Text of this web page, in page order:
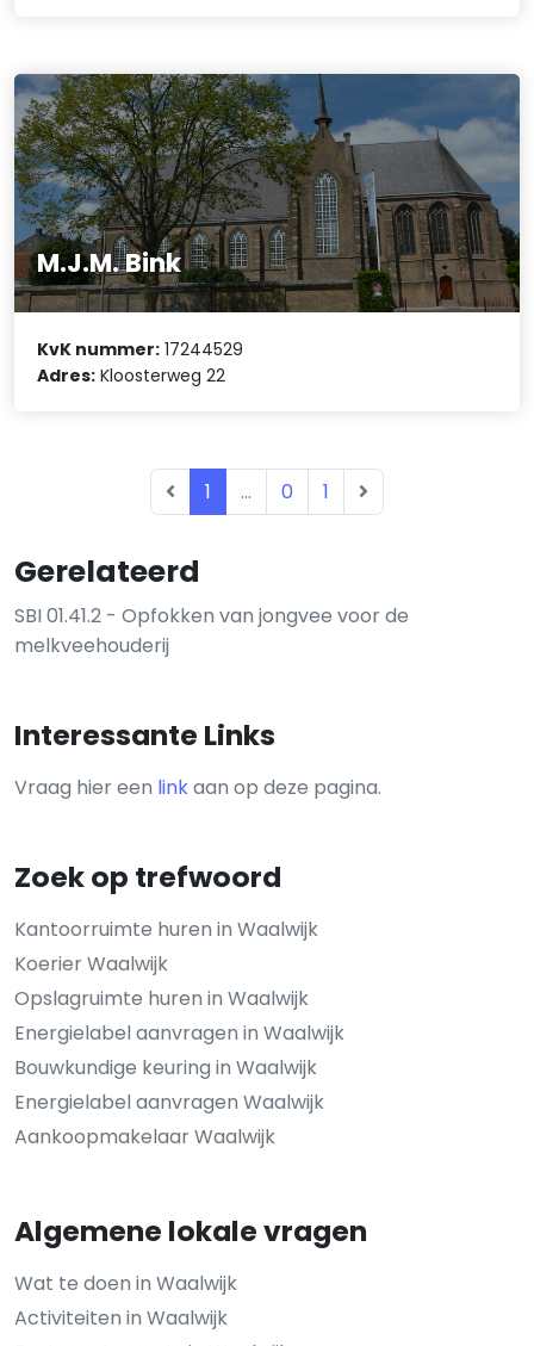
Gerelateerd
SBI 01.41.2 - Opfokken van jongvee voor de
melkveehouderij
Interessante Links
Vraag hier een linkaan op deze pagina.
Zoek op trefwoord
Kantoorruimte huren in Waalwijk
Koerier Waalwijk
Opslagruimte huren in Waalwijk
Energielabel aanvragen in Waalwijk
Bouwkundige keuring in Waalwijk
Energielabel aanvragen Waalwijk
Aankoopmakelaar Waalwijk
Algemene lokale vragen
Wat te doen in Waalwijk
Activiteiten in Waalwijk
M.J.M. Bink
KvK nummer: 17244529
Adres: Kloosterweg 22
1 ... 0 1